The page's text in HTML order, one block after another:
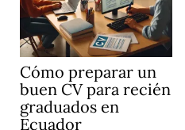
Cómo preparar un
buen CV para recién
graduados en
Ecuador